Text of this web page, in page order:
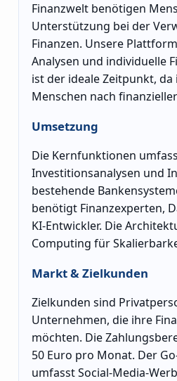
Finanzwelt benötigen
Unterstützung bei der
Finanzen. Unsere
Analysen und individuelle
ist der ideale Zeitpunkt,
Menschen nach
Umsetzung
Die Kernfunktionen
Investitionsanalysen und
bestehende
benötigt Finanzexperten,
KI-Entwickler. Die
Computing für
Markt & Zielkunden
Zielkunden sind
Unternehmen, die ihre
möchten. Die
50 Euro pro Monat. Der
umfasst Social-Media-